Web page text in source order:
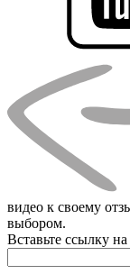
видео к своему
выбором.
Вставьте ссылку